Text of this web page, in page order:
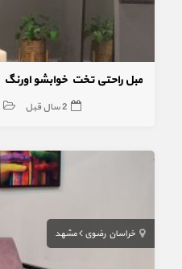
مبل راحتی تخت خوابشو اورنگ
2 سال قبل
خراسان رضوی مشهد